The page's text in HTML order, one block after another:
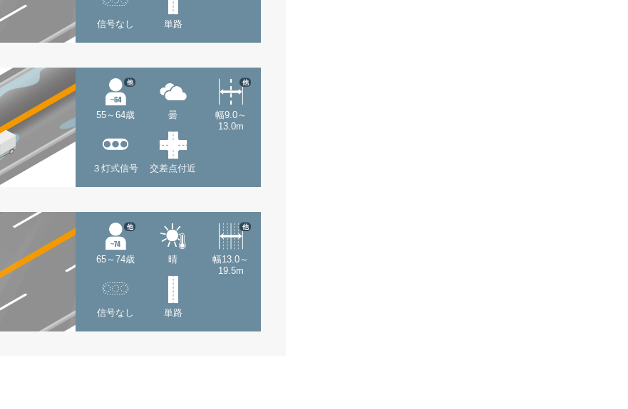
信号なし 単路
55～64歳
他
曇
幅9.0～
13.0m
他
３灯式信号 交差点付近
65～74歳
他
晴
幅13.0～
19.5m
他
信号なし 単路